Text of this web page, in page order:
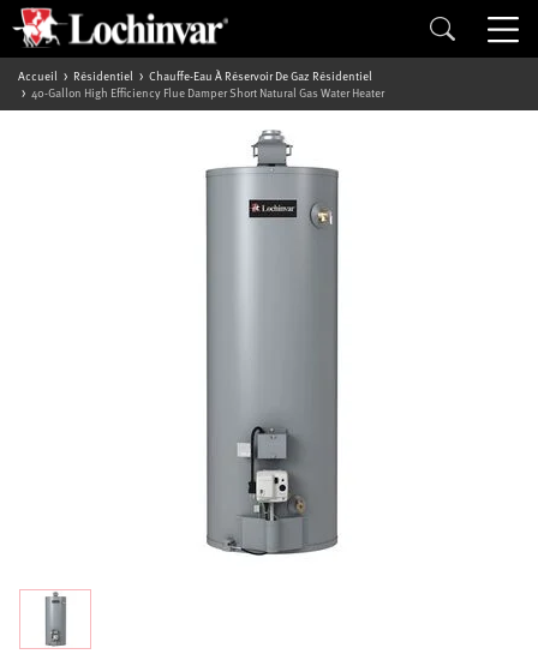
Accueil Résidentiel
Chauffe-Eau À Réservoir De Gaz Résidentiel
40-Gallon High Efficiency Flue Damper Short Natural Gas Water Heater